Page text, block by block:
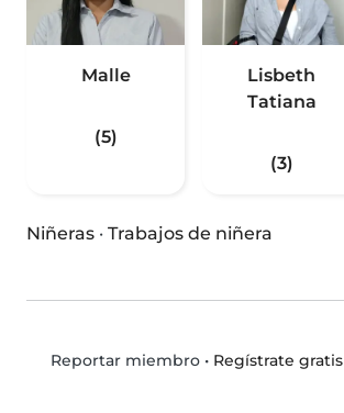
Malle
(5)
Lisbeth
Tatiana
(3)
Niñeras · Trabajos de niñera
Reportar miembro• Regístrate gratis